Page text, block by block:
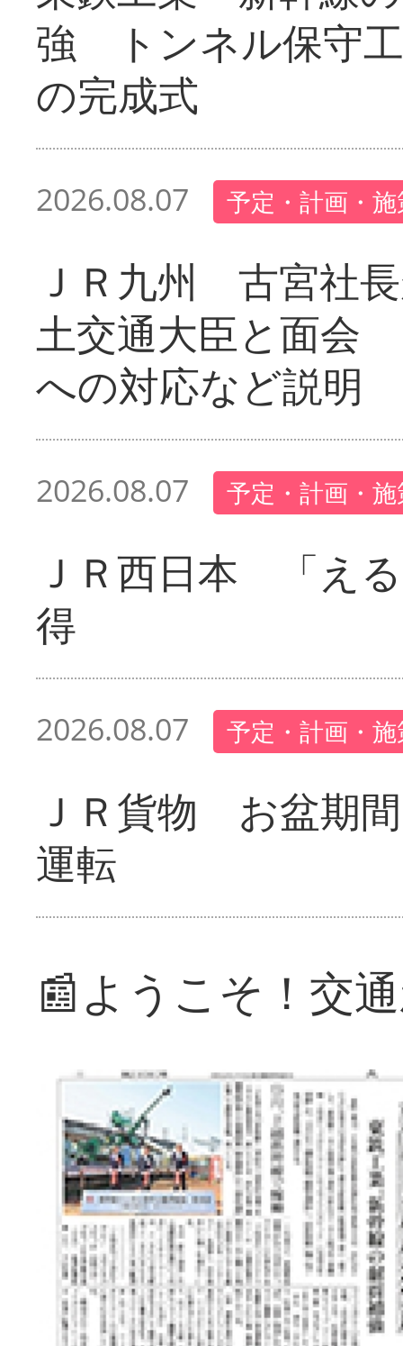
強 トンネル保守
の完成式
2026.08.07 予定・計画・
ＪＲ九州 古宮社
土交通大臣と面会
への対応など説明
2026.08.07 予定・計画・
ＪＲ西日本 「え
得
2026.08.07 予定・計画・
ＪＲ貨物 お盆期
運転
📰ようこそ！交